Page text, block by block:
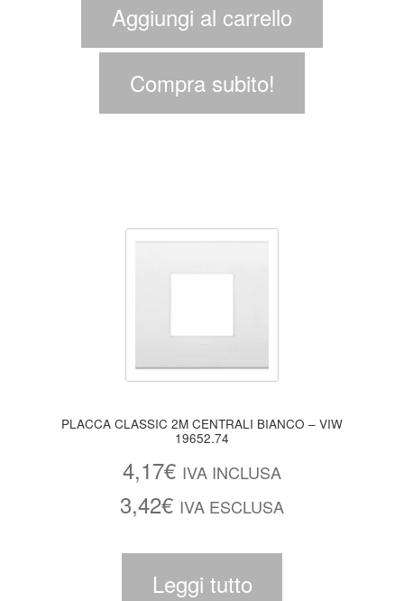
Aggiungi al carrello
Compra subito!
PLACCA CLASSIC 2M CENTRALI BIANCO – VIW
19652.74
4,17€ IVA INCLUSA
3,42€ IVA ESCLUSA
Leggi tutto